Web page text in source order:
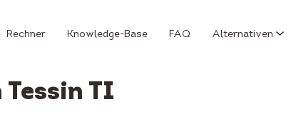
Rechner Knowledge-Base FAQ Alternativen
TI